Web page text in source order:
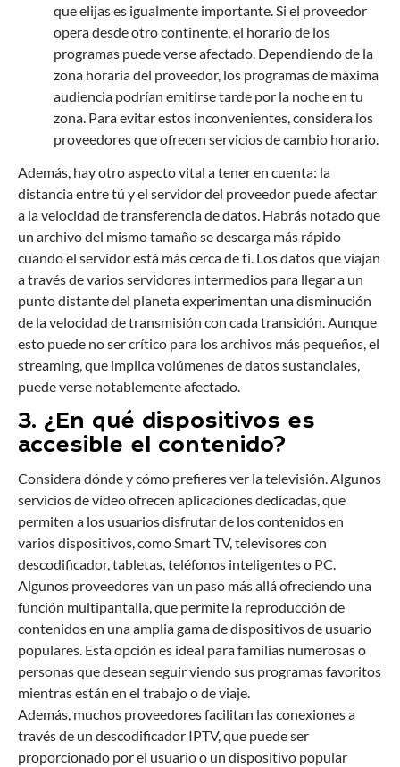
que elijas es igualmente importante. Si el proveedor
opera desde otro continente, el horario de los
programas puede verse afectado. Dependiendo de la
zona horaria del proveedor, los programas de máxima
audiencia podrían emitirse tarde por la noche en tu
zona. Para evitar estos inconvenientes, considera los
proveedores que ofrecen servicios de cambio horario.
Además, hay otro aspecto vital a tener en cuenta: la
distancia entre tú y el servidor del proveedor puede afectar
a la velocidad de transferencia de datos. Habrás notado que
un archivo del mismo tamaño se descarga más rápido
cuando el servidor está más cerca de ti. Los datos que viajan
a través de varios servidores intermedios para llegar a un
punto distante del planeta experimentan una disminución
de la velocidad de transmisión con cada transición. Aunque
esto puede no ser crítico para los archivos más pequeños, el
streaming, que implica volúmenes de datos sustanciales,
puede verse notablemente afectado.
3. ¿En qué dispositivos es
accesible el contenido?
Considera dónde y cómo prefieres ver la televisión. Algunos
servicios de vídeo ofrecen aplicaciones dedicadas, que
permiten a los usuarios disfrutar de los contenidos en
varios dispositivos, como Smart TV, televisores con
descodificador, tabletas, teléfonos inteligentes o PC.
Algunos proveedores van un paso más allá ofreciendo una
función multipantalla, que permite la reproducción de
contenidos en una amplia gama de dispositivos de usuario
populares. Esta opción es ideal para familias numerosas o
personas que desean seguir viendo sus programas favoritos
mientras están en el trabajo o de viaje.
Además, muchos proveedores facilitan las conexiones a
través de un descodificador IPTV, que puede ser
proporcionado por el usuario o un dispositivo popular